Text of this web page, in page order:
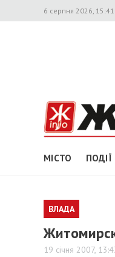
6 серпня 2026, 15:41
МІСТО ПОДІЇ
ВЛАДА
19 січня 2007,